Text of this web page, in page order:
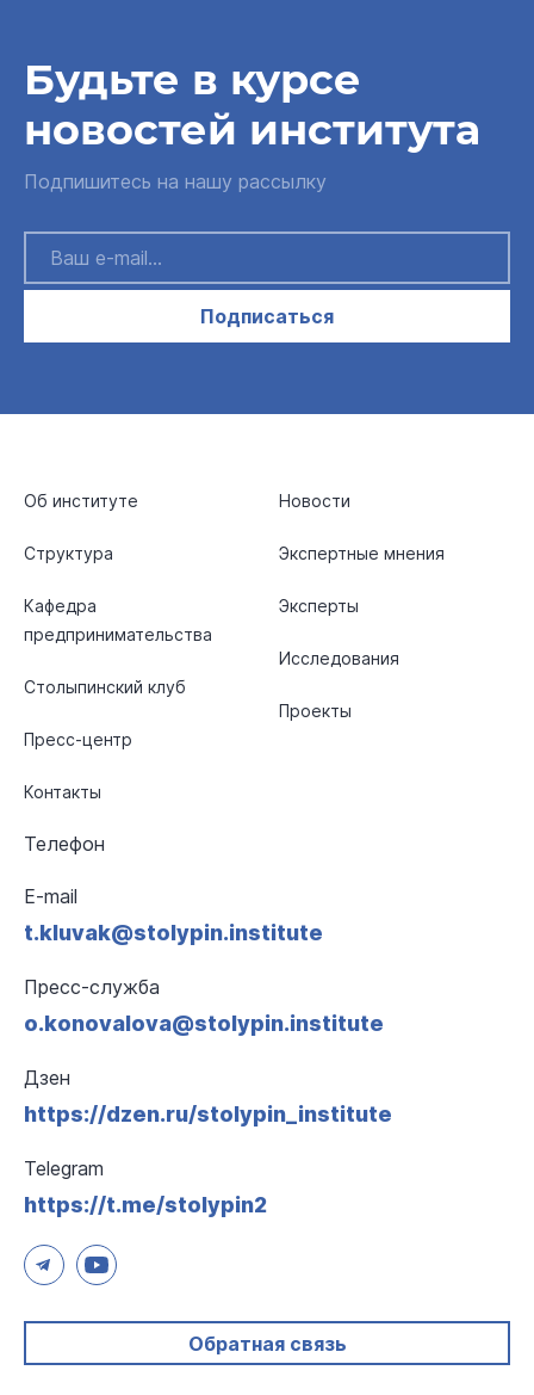
Будьте в курсе
новостей института
Подпишитесь на нашу рассылку
Подписаться
Об институте
Структура
Кафедра
предпринимательства
Столыпинский клуб
Пресс-центр
Контакты
Новости
Экспертные мнения
Эксперты
Исследования
Проекты
Телефон
E-mail
t.kluvak@stolypin.institute
Пресс-служба
o.konovalova@stolypin.institute
Дзен
https://dzen.ru/stolypin_institute
Telegram
https://t.me/stolypin2
Обратная связь